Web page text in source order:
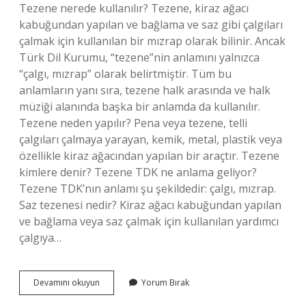
Tezene nerede kullanılır? Tezene, kiraz ağacı
kabuğundan yapılan ve bağlama ve saz gibi çalgıları
çalmak için kullanılan bir mızrap olarak bilinir. Ancak
Türk Dil Kurumu, “tezene”nin anlamını yalnızca
“çalgı, mızrap” olarak belirtmiştir. Tüm bu
anlamların yanı sıra, tezene halk arasında ve halk
müziği alanında başka bir anlamda da kullanılır.
Tezene neden yapılır? Pena veya tezene, telli
çalgıları çalmaya yarayan, kemik, metal, plastik veya
özellikle kiraz ağacından yapılan bir araçtır. Tezene
kimlere denir? Tezene TDK ne anlama geliyor?
Tezene TDK’nın anlamı şu şekildedir: çalgı, mızrap.
Saz tezenesi nedir? Kiraz ağacı kabuğundan yapılan
ve bağlama veya saz çalmak için kullanılan yardımcı
çalgıya…
Devamını okuyun
Ne
Yorum Bırak